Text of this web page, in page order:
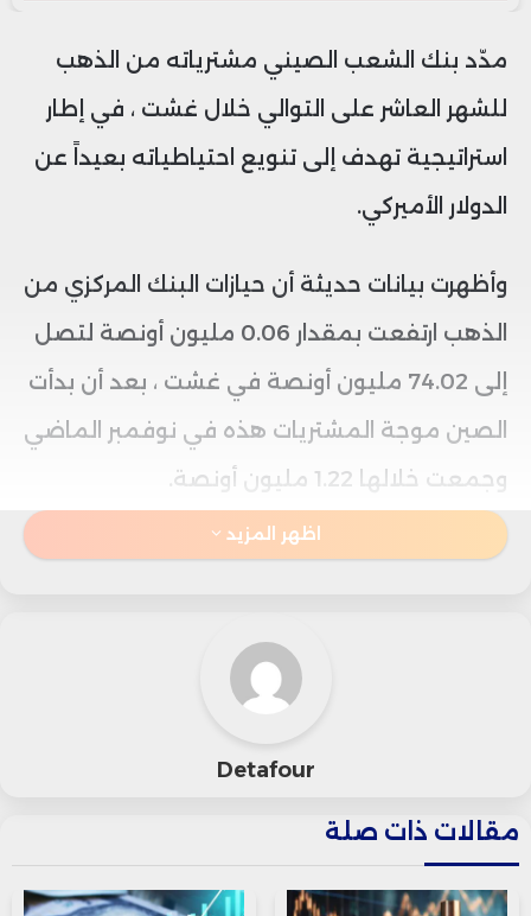
مدّد بنك الشعب الصيني مشترياته من الذهب
للشهر العاشر على التوالي خلال غشت ، في إطار
استراتيجية تهدف إلى تنويع احتياطياته بعيداً عن
الدولار الأميركي.
وأظهرت بيانات حديثة أن حيازات البنك المركزي من
الذهب ارتفعت بمقدار 0.06 مليون أونصة لتصل
إلى 74.02 مليون أونصة في غشت ، بعد أن بدأت
الصين موجة المشتريات هذه في نوفمبر الماضي
وجمعت خلالها 1.22 مليون أونصة.
ويأتي هذا التوسع في شراء الذهب في ظل ارتفاع
خلال الأيام الماضية، بعد شهور من الاستقرار،
مدفوعة بتجدد التوقعات بخفض أسعار الفائدة
اظهر المزيد
Detafour
مقالات ذات صلة